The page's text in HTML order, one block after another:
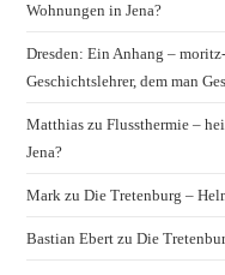
Wohnungen in Jena?
Dresden: Ein Anhang –
Geschichtslehrer, dem man
Matthias zuFlussthermie –
Jena?
Mark zuDie Tretenburg –
Bastian Ebert zuDie